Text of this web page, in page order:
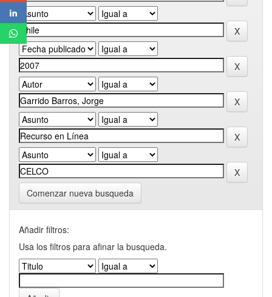
Comenzar nueva busqueda
Añadir filtros:
Usa los filtros para afinar la busqueda.